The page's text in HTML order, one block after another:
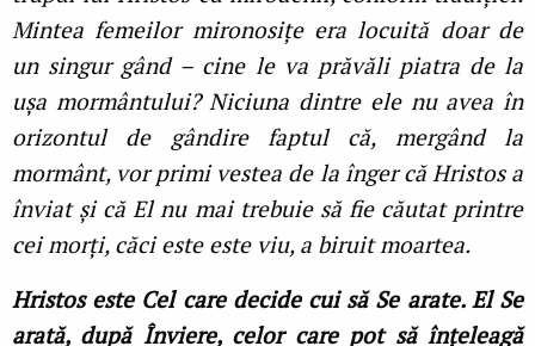
Mintea femeilor mironosiţe era locuită doar de
un singur gând – cine le va prăvăli piatra de la
ușa mormântului? Niciuna dintre ele nu avea în
orizontul de gândire faptul că, mergând la
mormânt, vor primi vestea de la înger că Hristos a
înviat și că El nu mai trebuie să fie căutat printre
cei morţi, căci este este viu, a biruit moartea.
Hristos este Cel care decide cui să Se arate. El Se
arată, după Înviere, celor care pot să înţeleagă